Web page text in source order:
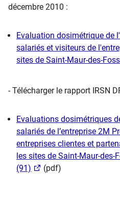
décembre 2010 :
Evaluation dosimétrique de
salariés et visiteurs de
sites de Saint-Maur-des-
- Télécharger le rapport IRSN
Evaluations dosimétriques
salariés de l’entreprise 2M
entreprises clientes et
les sites de Saint-Maur-des-
(91)
(pdf)